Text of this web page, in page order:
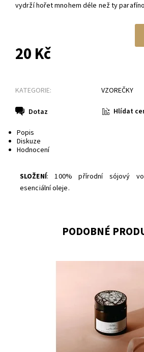
vydrží hořet mnohem déle než ty
20 Kč
KATEGORIE: VZOREČKY
Dotaz Hlídat
Popis
Diskuze
Hodnocení
SLOŽENÍ: 100% přírodní sójový
esenciální oleje.
PODOBNÉ
Dostupnost:
Skladem